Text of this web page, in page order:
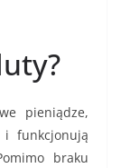
pieniądze,
funkcjonują
braku